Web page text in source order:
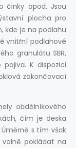
činky apod. Jsou
plocha pro
kde je na podlahu
vnitřní podlahové
granulátu SBR,
K dispozici
zakončovací
obdélníkového
čím je deska
s tím však
pokládat na